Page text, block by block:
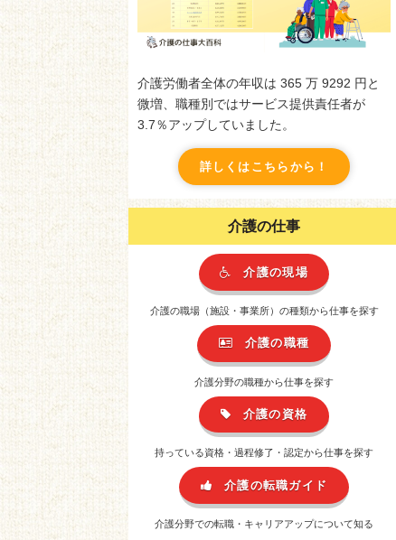
介護労働者全体の年収は 365 万 9292 円と
微増、職種別ではサービス提供責任者が
3.7％アップしていました。
詳しくはこちらから！
介護の仕事
介護の現場
介護の職場（施設・事業所）の種類から仕事を探す
介護の職種
介護分野の職種から仕事を探す
介護の資格
持っている資格・過程修了・認定から仕事を探す
介護の転職ガイド
介護分野での転職・キャリアアップについて知る